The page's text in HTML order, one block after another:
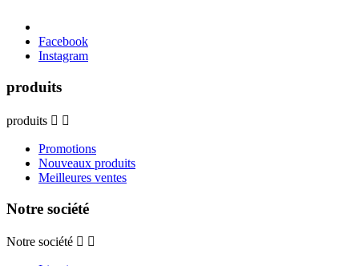
Facebook
Instagram
produits
produits  
Promotions
Nouveaux produits
Meilleures ventes
Notre société
Notre société  